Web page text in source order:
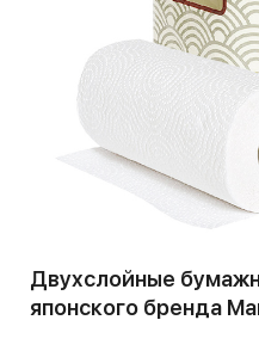
Двухслойные
японского бренда